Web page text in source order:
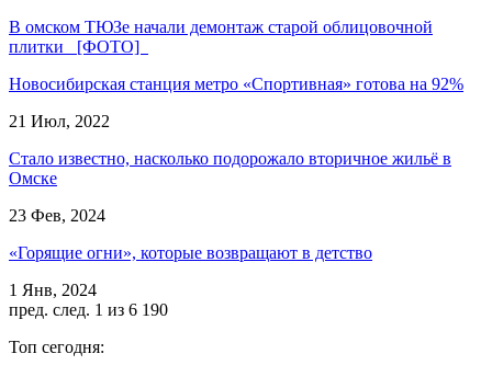
В омском ТЮЗе начали демонтаж старой облицовочной
плитки [ФОТО]
Новосибирская станция метро «Спортивная» готова на 92%
21 Июл, 2022
Стало известно, насколько подорожало вторичное жильё в
Омске
23 Фев, 2024
«Горящие огни», которые возвращают в детство
1 Янв, 2024
пред. след. 1 из 6 190
Топ сегодня: